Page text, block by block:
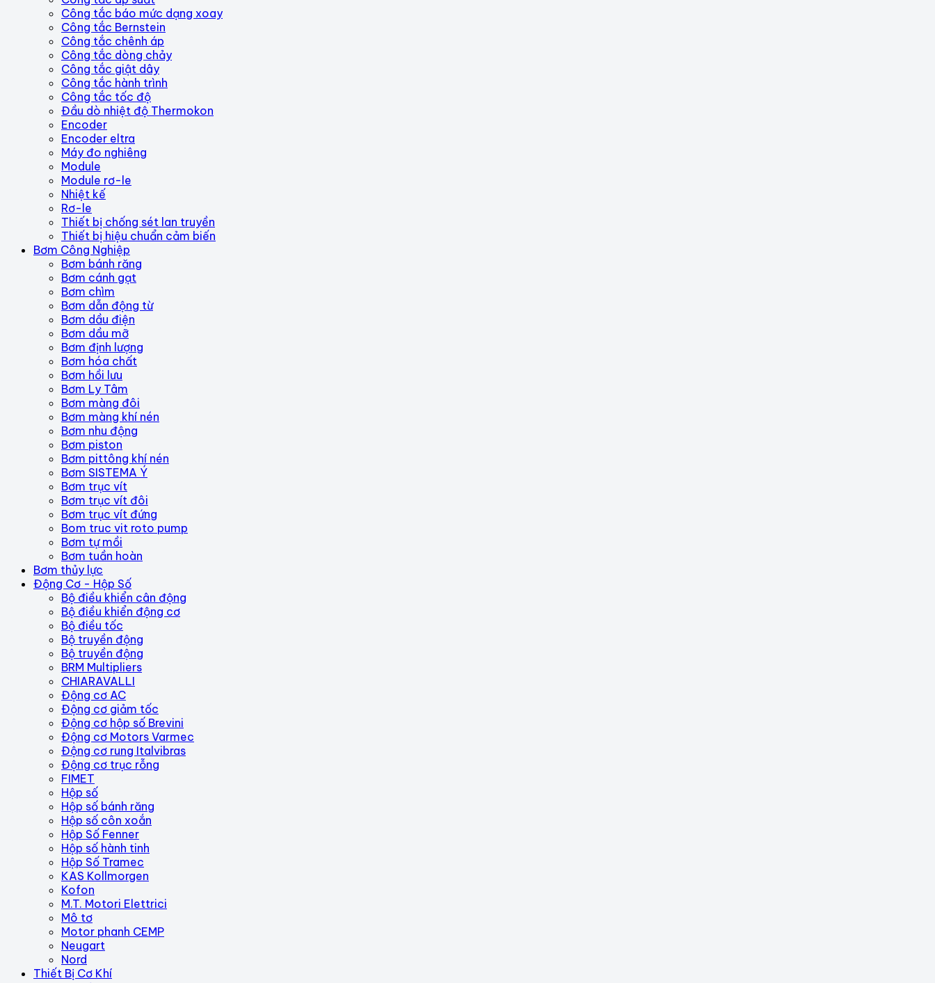
Công tắc báo mức dạng xoay
Công tắc Bernstein
Công tắc chênh áp
Công tắc dòng chảy
Công tắc giật dây
Công tắc hành trình
Công tắc tốc độ
Đầu dò nhiệt độ Thermokon
Encoder
Encoder eltra
Máy đo nghiêng
Module
Module rơ-le
Nhiệt kế
Rơ-le
Thiết bị chống sét lan truyền
Thiết bị hiệu chuẩn cảm biến
Bơm Công Nghiệp
Bơm bánh răng
Bơm cánh gạt
Bơm chìm
Bơm dẫn động từ
Bơm dầu điện
Bơm dầu mỡ
Bơm định lượng
Bơm hóa chất
Bơm hồi lưu
Bơm Ly Tâm
Bơm màng đôi
Bơm màng khí nén
Bơm nhu động
Bơm piston
Bơm pittông khí nén
Bơm SISTEMA Ý
Bơm trục vít
Bơm trục vít đôi
Bơm trục vít đứng
Bom truc vit roto pump
Bơm tự mồi
Bơm tuần hoàn
Bơm thủy lực
Động Cơ - Hộp Số
Bộ điều khiển cân động
Bộ điều khiển động cơ
Bộ điều tốc
Bộ truyền động
Bộ truyền động
BRM Multipliers
CHIARAVALLI
Động cơ AC
Động cơ giảm tốc
Động cơ hộp số Brevini
Động cơ Motors Varmec
Động cơ rung Italvibras
Động cơ trục rỗng
FIMET
Hộp số
Hộp số bánh răng
Hộp số côn xoắn
Hộp Số Fenner
Hộp số hành tinh
Hộp Số Tramec
KAS Kollmorgen
Kofon
M.T. Motori Elettrici
Mô tơ
Motor phanh CEMP
Neugart
Nord
Thiết Bị Cơ Khí